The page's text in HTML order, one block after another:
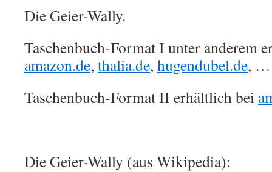
Die Geier-Wally.
Taschenbuch-Format I unter anderem
amazon.de, thalia.de, hugendubel.de, …
Taschenbuch-Format II erhältlich bei
Die Geier-Wally (aus Wikipedia):